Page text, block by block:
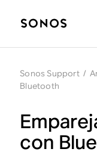
Sonos Support /
Bluetooth
con